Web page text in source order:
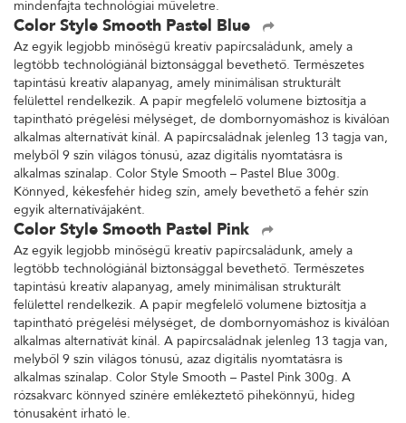
mindenfajta technológiai műveletre.
Color Style Smooth Pastel Blue
Az egyik legjobb minőségű kreatív papírcsaládunk, amely a
legtöbb technológiánál biztonsággal bevethető. Természetes
tapintású kreatív alapanyag, amely minimálisan strukturált
felülettel rendelkezik. A papír megfelelő volumene biztosítja a
tapintható prégelési mélységet, de dombornyomáshoz is kiválóan
alkalmas alternatívát kínál. A papírcsaládnak jelenleg 13 tagja van,
melyből 9 szín világos tónusú, azaz digitális nyomtatásra is
alkalmas színalap. Color Style Smooth – Pastel Blue 300g.
Könnyed, kékesfehér hideg szín, amely bevethető a fehér szín
egyik alternatívájaként.
Color Style Smooth Pastel Pink
Az egyik legjobb minőségű kreatív papírcsaládunk, amely a
legtöbb technológiánál biztonsággal bevethető. Természetes
tapintású kreatív alapanyag, amely minimálisan strukturált
felülettel rendelkezik. A papír megfelelő volumene biztosítja a
tapintható prégelési mélységet, de dombornyomáshoz is kiválóan
alkalmas alternatívát kínál. A papírcsaládnak jelenleg 13 tagja van,
melyből 9 szín világos tónusú, azaz digitális nyomtatásra is
alkalmas színalap. Color Style Smooth – Pastel Pink 300g. A
rózsakvarc könnyed színére emlékeztető pihekönnyű, hideg
tónusaként írható le.